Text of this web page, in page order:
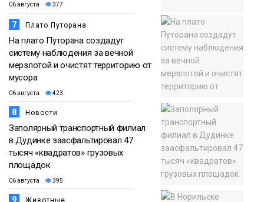
06 августа 377
7 Плато Путорана
На плато Путорана создадут
систему наблюдения за вечной
мерзлотой и очистят территорию от
мусора
06 августа 423
8 Новости
Заполярный транспортный филиал
в Дудинке заасфальтировал 47
тысяч «квадратов» грузовых
площадок
06 августа 395
9 Животные